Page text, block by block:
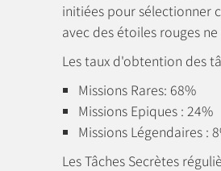
initiées pour sélectionner
avec des étoiles rouges
Les taux d'obtention des
Missions Rares: 68%
Missions Epiques : 24%
Missions Légendaires :
Les Tâches Secrètes